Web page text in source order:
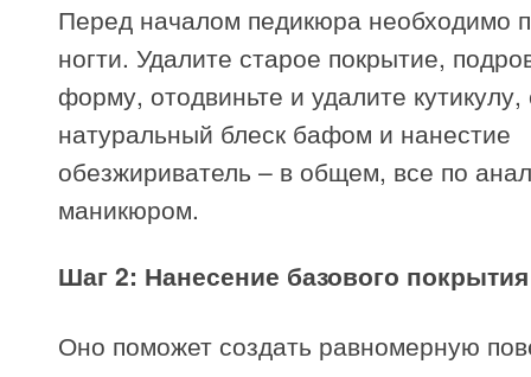
Перед началом педикюра необходимо
ногти. Удалите старое покрытие,
форму, отодвиньте и удалите
натуральный блеск бафом и нанестие
обезжириватель – в общем, все по
маникюром.
Шаг 2: Нанесение базового покрытия
Оно поможет создать равномерную